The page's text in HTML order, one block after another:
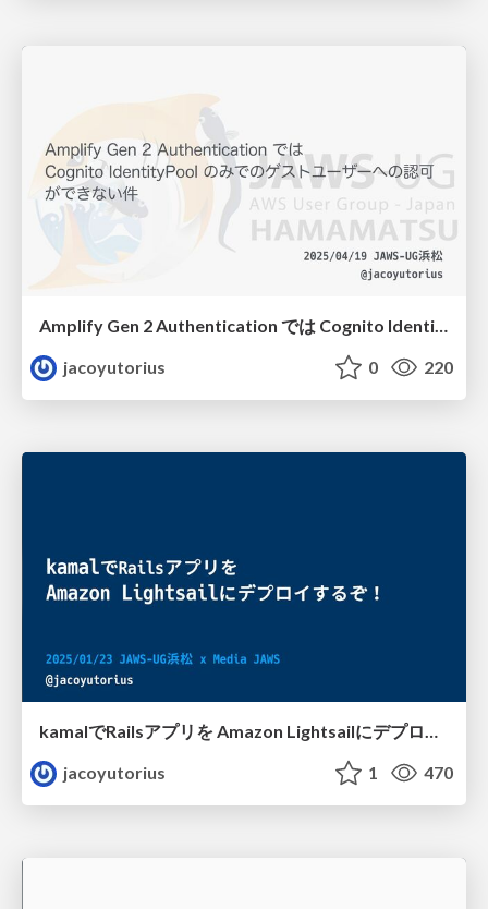
jacoyutorius
0 220
kamalでRailsアプリを Amazon Lightsailにデプロイするぞ！
jacoyutorius
1 470